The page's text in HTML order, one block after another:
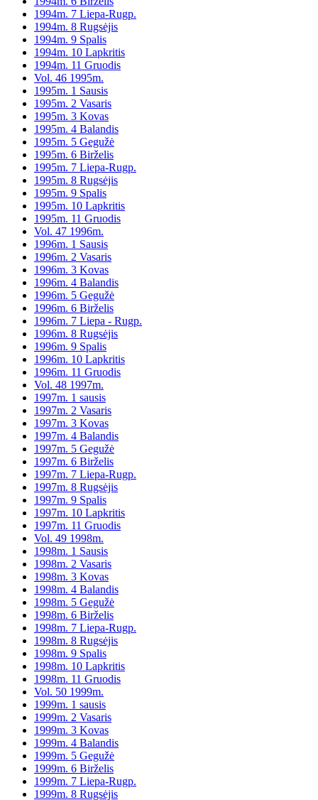
1994m. 7 Liepa-Rugp.
1994m. 8 Rugsėjis
1994m. 9 Spalis
1994m. 10 Lapkritis
1994m. 11 Gruodis
Vol. 46 1995m.
1995m. 1 Sausis
1995m. 2 Vasaris
1995m. 3 Kovas
1995m. 4 Balandis
1995m. 5 Gegužė
1995m. 6 Birželis
1995m. 7 Liepa-Rugp.
1995m. 8 Rugsėjis
1995m. 9 Spalis
1995m. 10 Lapkritis
1995m. 11 Gruodis
Vol. 47 1996m.
1996m. 1 Sausis
1996m. 2 Vasaris
1996m. 3 Kovas
1996m. 4 Balandis
1996m. 5 Gegužė
1996m. 6 Birželis
1996m. 7 Liepa - Rugp.
1996m. 8 Rugsėjis
1996m. 9 Spalis
1996m. 10 Lapkritis
1996m. 11 Gruodis
Vol. 48 1997m.
1997m. 1 sausis
1997m. 2 Vasaris
1997m. 3 Kovas
1997m. 4 Balandis
1997m. 5 Gegužė
1997m. 6 Birželis
1997m. 7 Liepa-Rugp.
1997m. 8 Rugsėjis
1997m. 9 Spalis
1997m. 10 Lapkritis
1997m. 11 Gruodis
Vol. 49 1998m.
1998m. 1 Sausis
1998m. 2 Vasaris
1998m. 3 Kovas
1998m. 4 Balandis
1998m. 5 Gegužė
1998m. 6 Birželis
1998m. 7 Liepa-Rugp.
1998m. 8 Rugsėjis
1998m. 9 Spalis
1998m. 10 Lapkritis
1998m. 11 Gruodis
Vol. 50 1999m.
1999m. 1 sausis
1999m. 2 Vasaris
1999m. 3 Kovas
1999m. 4 Balandis
1999m. 5 Gegužė
1999m. 6 Birželis
1999m. 7 Liepa-Rugp.
1999m. 8 Rugsėjis